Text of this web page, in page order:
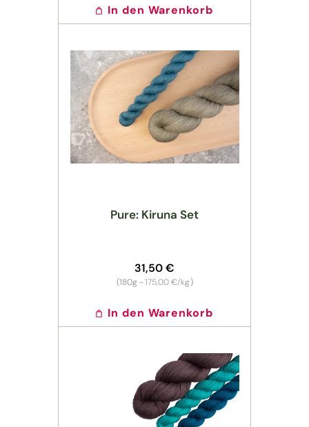
In den Warenkorb
Pure: Kiruna Set
Normaler
Preis
31,50 €
(180g -Grundpreis
175,00 €/kg)
In den Warenkorb